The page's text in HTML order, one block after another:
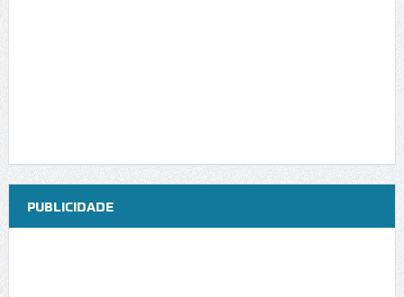
PUBLICIDADE